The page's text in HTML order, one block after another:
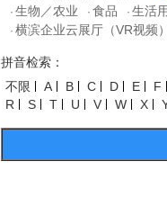
· 生物／农业 · 食品 · 生活
· 横滨企业云展厅（VR视频）
拼音检索：
不限
A B C D E F
R
S T U V W X